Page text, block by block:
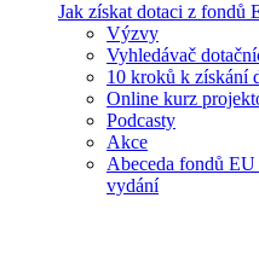
Jak získat dotaci z fondů
Výzvy
Vyhledávač
10 kroků k získání
Online kurz
Podcasty
Akce
Abeceda fondů
vydání